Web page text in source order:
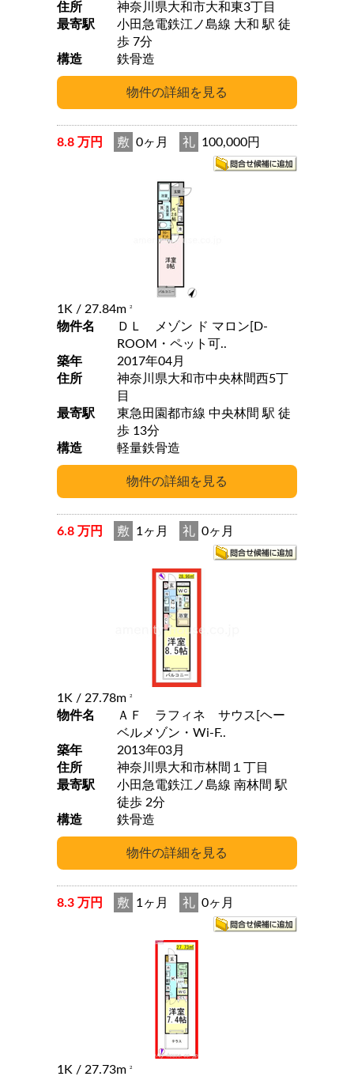
住所
神奈川県大和市大和東3丁目
最寄駅
小田急電鉄江ノ島線 大和 駅 徒
歩 7分
構造
鉄骨造
8.8 万円 敷 0ヶ月 礼 100,000円
1K / 27.84m 2
物件名
ＤＬ メゾン ド マロン[D-
ROOM・ペット可..
築年
2017年04月
住所
神奈川県大和市中央林間西5丁
目
最寄駅
東急田園都市線 中央林間 駅 徒
歩 13分
構造
軽量鉄骨造
6.8 万円 敷 1ヶ月 礼 0ヶ月
1K / 27.78m 2
物件名
ＡＦ ラフィネ サウス[ヘー
ベルメゾン・Wi-F..
築年
2013年03月
住所
神奈川県大和市林間１丁目
最寄駅
小田急電鉄江ノ島線 南林間 駅
徒歩 2分
構造
鉄骨造
8.3 万円 敷 1ヶ月 礼 0ヶ月
1K / 27.73m 2